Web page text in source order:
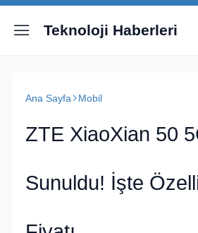
Teknoloji Haberleri
Ana Sayfa Mobil
ZTE XiaoXian 50
Sunuldu! İşte